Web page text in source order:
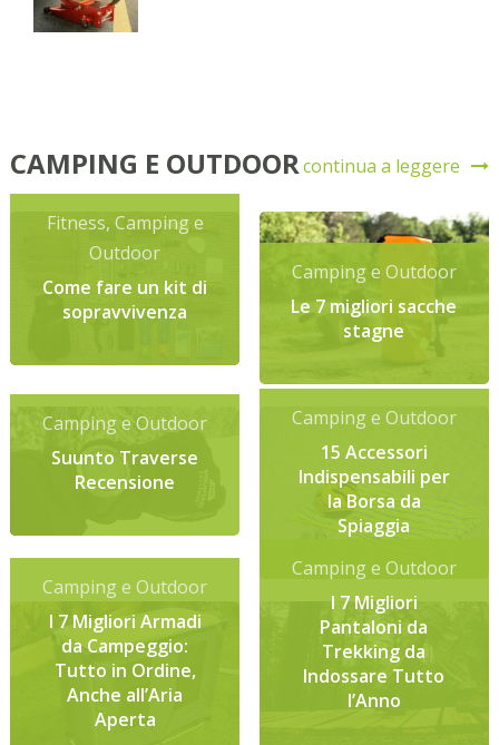
CAMPING E OUTDOORcontinua a leggere
Fitness, Camping e
Outdoor
Come fare un kit di
sopravvivenza
Camping e Outdoor
Le 7 migliori sacche
stagne
Camping e Outdoor
Suunto Traverse
Recensione
Camping e Outdoor
15 Accessori
Indispensabili per
la Borsa da
Spiaggia
Camping e Outdoor
I 7 Migliori Armadi
da Campeggio:
Tutto in Ordine,
Anche all’Aria
Aperta
Camping e Outdoor
I 7 Migliori
Pantaloni da
Trekking da
Indossare Tutto
l’Anno